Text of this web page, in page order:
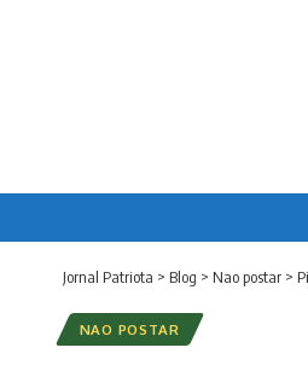
Jornal Patriota > Blog > Nao postar >
NAO POSTAR